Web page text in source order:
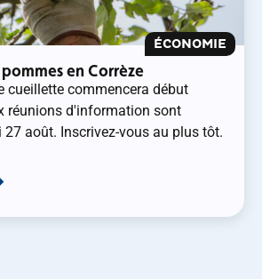
ÉCONOMIE
pommes en Corrèze
cueillette commencera début
réunions d'information sont
27 août. Inscrivez-vous au plus tôt.